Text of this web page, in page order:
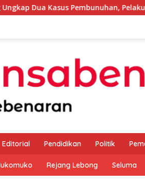
Pembunuhan, Pelaku Terancam 15
Editorial Pendidikan Politik
Rejang Lebong Seluma